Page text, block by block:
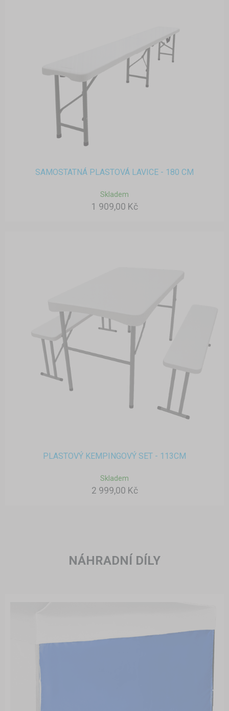
SAMOSTATNÁ PLASTOVÁ LAVICE - 180 CM
Skladem
1 909,00 Kč
PLASTOVÝ KEMPINGOVÝ SET - 113CM
Skladem
2 999,00 Kč
NÁHRADNÍ DÍLY